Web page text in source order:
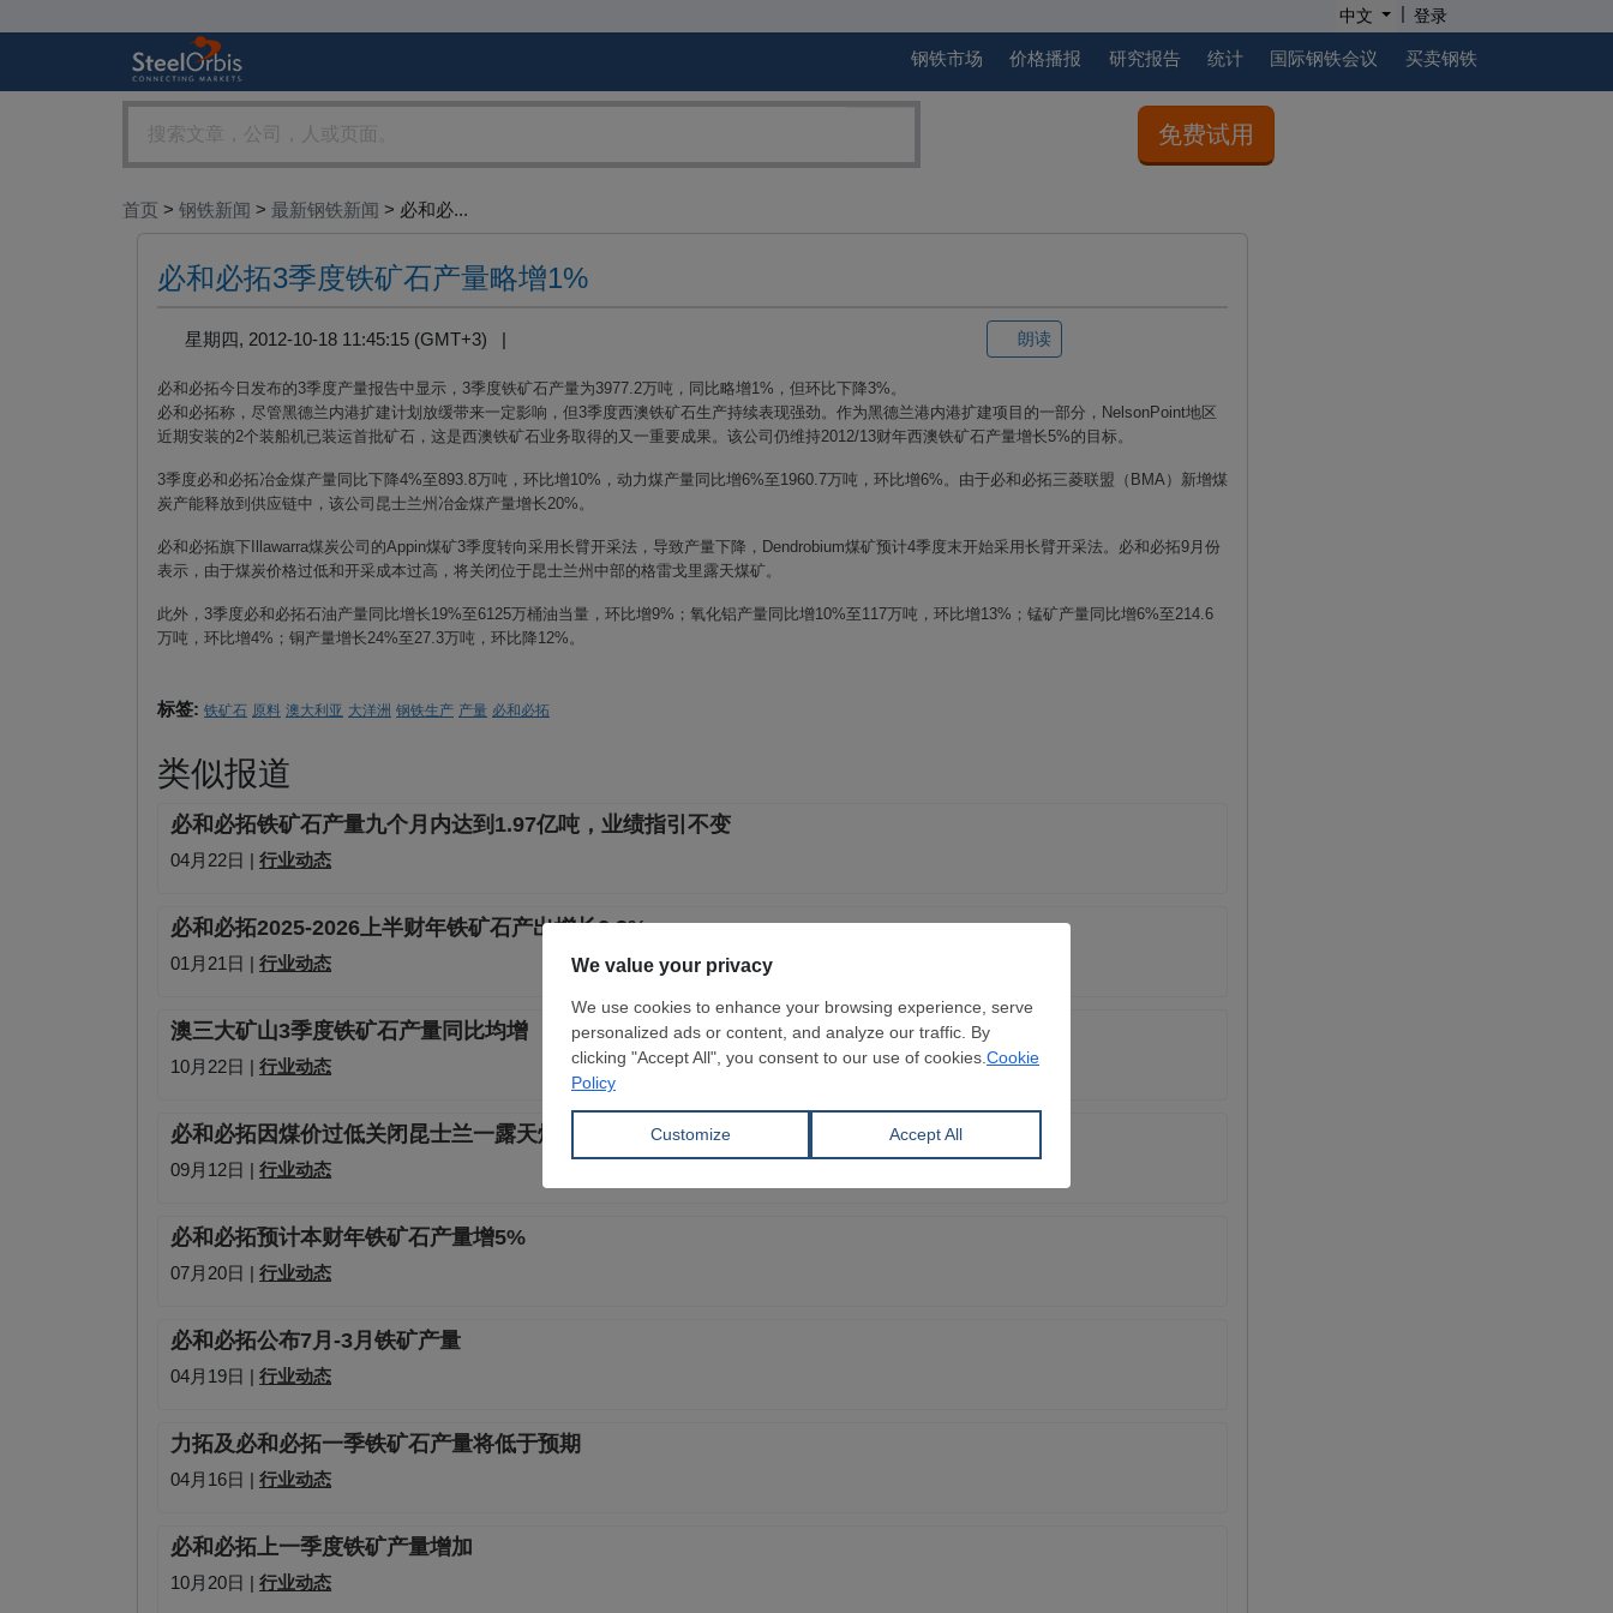
中文 | 登录
钢铁市场 价格播报 研究报告 统计 国际钢铁会议 买卖钢铁
免费试用
首页 > 钢铁新闻 > 最新钢铁新闻 > 必和必...
必和必拓3季度铁矿石产量略增1%
星期四, 2012-10-18 11:45:15 (GMT+3) | 朗读
必和必拓今日发布的3季度产量报告中显示， 3季度铁矿石产量为3977.2万吨，同比略增1% ，但环比下降3%。
必和必拓称，尽管黑德兰内港扩建计划放缓带来一定影响，但3季度西澳铁矿石生产持续表现强劲。作为黑德兰港内港扩建项目的一部分， NelsonPoint地区
近期安装的2个装船机已装运首批矿石，这是西澳铁矿石业务取得的又一重要成果。该公司仍维持2012/13财年西澳铁矿石产量增长5%的目标。
3季度必和必拓冶金煤产量同比下降4%至893.8万吨，环比增10% ，动力煤产量同比增6%至1960.7万吨，环比增6%。由于必和必拓三菱联盟（ BMA）新增煤
炭产能释放到供应链中，该公司昆士兰州冶金煤产量增长20%。
必和必拓旗下 Illawarra煤炭公司的Appin煤矿3季度转向采用长臂开采法，导致产量下降， Dendrobium煤矿预计4季度末开始采用长臂开采法。必和必拓9月份
表示，由于煤炭价格过低和开采成本过高，将关闭位于昆士兰州中部的格雷戈里露天煤矿。
此外， 3季度必和必拓石油产量同比增长19%至6125万桶油当量，环比增9% ；氧化铝产量同比增10%至117万吨，环比增13% ；锰矿产量同比增6%至214.6
万吨，环比增4% ；铜产量增长24%至27.3万吨，环比降12%。
标签: 铁矿石 原料 澳大利亚 大洋洲 钢铁生产 产量 必和必拓
类似报道
必和必拓铁矿石产量九个月内达到1.97亿吨，业绩指引不变
04月22日 | 行业动态
必和必拓2025-2026上半财年铁矿石产出增长2.3%
01月21日 | 行业动态
澳三大矿山3季度铁矿石产量同比均增
10月22日 | 行业动态
必和必拓因煤价过低关闭昆士兰一露天煤矿
09月12日 | 行业动态
必和必拓预计本财年铁矿石产量增5%
07月20日 | 行业动态
必和必拓公布7月-3月铁矿产量
04月19日 | 行业动态
力拓及必和必拓一季铁矿石产量将低于预期
04月16日 | 行业动态
必和必拓上一季度铁矿产量增加
10月20日 | 行业动态